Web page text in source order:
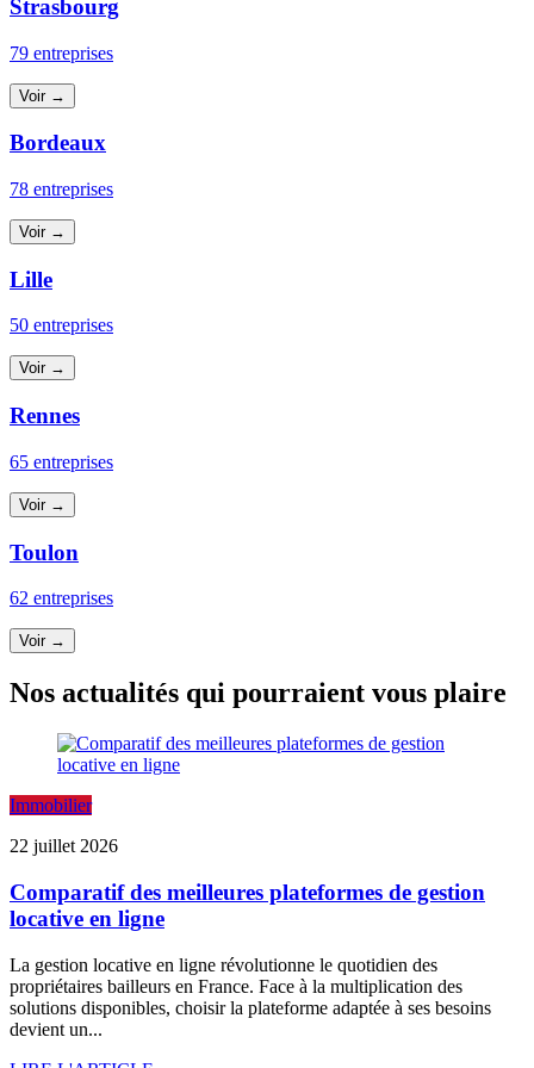
Strasbourg
79 entreprises
Voir →
Bordeaux
78 entreprises
Voir →
Lille
50 entreprises
Voir →
Rennes
65 entreprises
Voir →
Toulon
62 entreprises
Voir →
Nos actualités qui pourraient vous plaire
Immobilier
22 juillet 2026
Comparatif des meilleures plateformes de gestion
locative en ligne
La gestion locative en ligne révolutionne le quotidien des
propriétaires bailleurs en France. Face à la multiplication des
solutions disponibles, choisir la plateforme adaptée à ses besoins
devient un...